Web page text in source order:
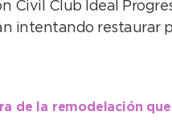
Civil Club Ideal
intentando restaurar